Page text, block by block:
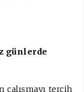
günlerde
çalışmayı tercih